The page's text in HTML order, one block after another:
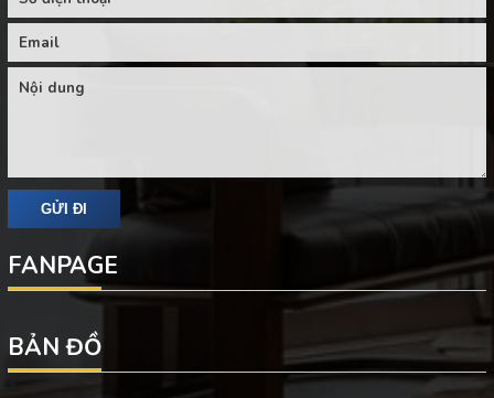
FANPAGE
BẢN ĐỒ